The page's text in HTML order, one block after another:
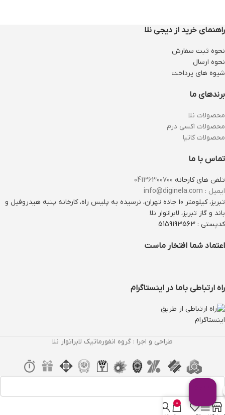
راهنمای خرید از دیجی نلا
نحوه ثبت سفارش
نحوه ارسال
شیوه های پرداخت
برندهای ما
محصولات نلا
محصولات اکسی درم
محصولات کاتیا
تماس با ما
تلفن های کارخانه
ایمیل : info@diginela.com
تبریز، کیلومتر 10 جاده تهران، نرسیده به پلیس راه، کارخانه پنبه هیدروفیل و
باند و گاز تبریز، لابراتوار نلا
کدپستی : 5159193563
اعتماد شما افتخار ماست
راه ارتباطی باما در اینستاگرام
طراحی و اجرا : گروه انفورماتیک لابراتوار نلا
0